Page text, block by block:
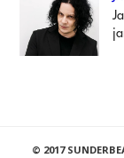
© 2017